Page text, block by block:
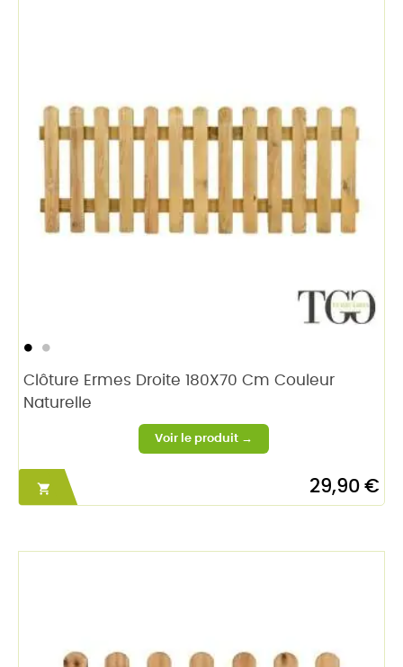
Clôture Ermes Droite 180X70 Cm Couleur
Naturelle
 29,90 €